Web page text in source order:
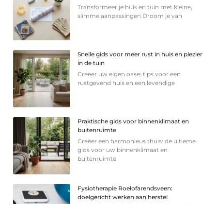
Transformeer je huis en tuin met kleine,
slimme aanpassingen Droom je van
Snelle gids voor meer rust in huis en plezier
in de tuin
Creëer uw eigen oase: tips voor een
rustgevend huis en een levendige
Praktische gids voor binnenklimaat en
buitenruimte
Creëer een harmonieus thuis: de ultieme
gids voor uw binnenklimaat en
buitenruimte
Fysiotherapie Roelofarendsveen:
doelgericht werken aan herstel